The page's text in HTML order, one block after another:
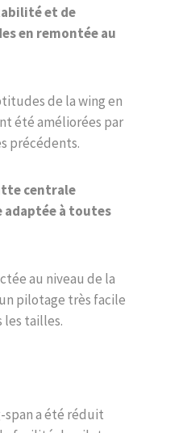
et de
en remontée au
de la wing en
été améliorées par
précédents.
centrale
adaptée à toutes
au niveau de la
pilotage très facile
les tailles.
span a été réduit